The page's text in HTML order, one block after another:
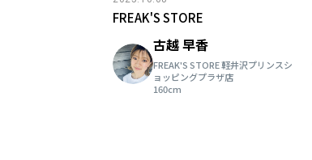
FREAK'S STORE
古越 早香
FREAK'S STORE 軽井沢プリンスシ
ョッピングプラザ店
160cm